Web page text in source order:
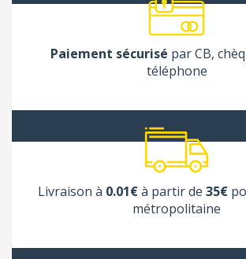
Paiement sécurisé par CB,
téléphone
Livraison à 0.01€à partir de 35€
métropolitaine